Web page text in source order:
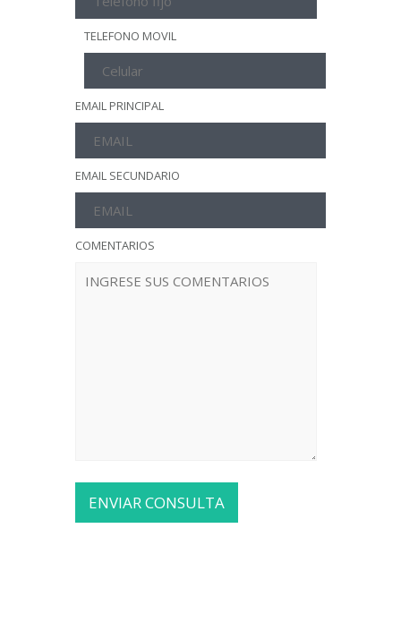
TELEFONO MOVIL
EMAIL PRINCIPAL
EMAIL SECUNDARIO
COMENTARIOS